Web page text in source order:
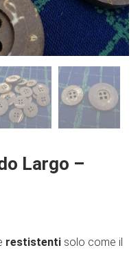
Largo –
restistenti solo come il